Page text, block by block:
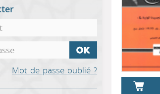
Mot de passe oublié ?